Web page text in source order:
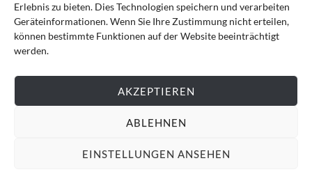
Erlebnis zu bieten. Dies Technologien speichern und verarbeiten
Geräteinformationen. Wenn Sie Ihre Zustimmung nicht erteilen,
können bestimmte Funktionen auf der Website beeinträchtigt
werden.
AKZEPTIEREN
ABLEHNEN
EINSTELLUNGEN ANSEHEN
Impressum Datenschutz Cookie-Richtlinie (EU) AGB